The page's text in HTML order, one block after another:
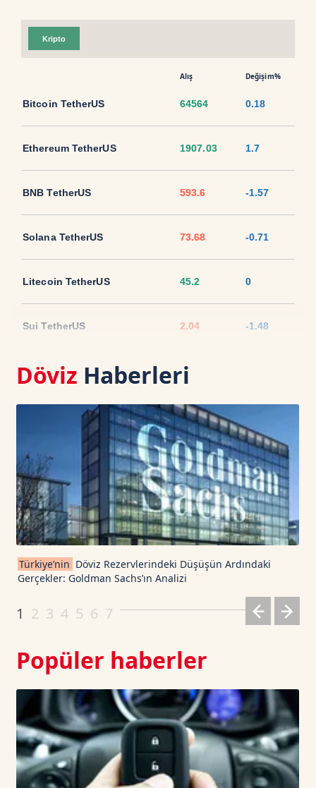
Kripto
Alış Değişim%
Bitcoin TetherUS 64564 0.18
Ethereum TetherUS 1907.03 1.7
BNB TetherUS 593.6 -1.57
Solana TetherUS 73.68 -0.71
Litecoin TetherUS 45.2 0
Sui TetherUS 2.04 -1.48
Ripple TetherUS 1.0512
USD Coin TetherUS 1.0009
USDT 1.0003 0
TRON TetherUS 0.3288 0.58
Cardano TetherUS 0.191 -0.68
Döviz Haberleri
Türkiye’nin Döviz Rezervlerindeki Düşüşün Ardındaki
Gerçekler: Goldman Sachs’ın Analizi
1 2 3 4 5 6 7
Popüler haberler